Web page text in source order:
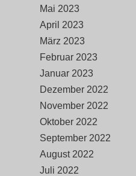
Mai 2023
April 2023
März 2023
Februar 2023
Januar 2023
Dezember 2022
November 2022
Oktober 2022
September 2022
August 2022
Juli 2022